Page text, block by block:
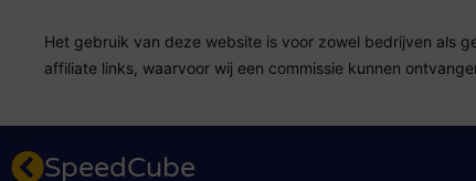
Het gebruik van deze website is voor zowel bedrijven als
affiliate links, waarvoor wij een commissie kunnen
SpeedCube